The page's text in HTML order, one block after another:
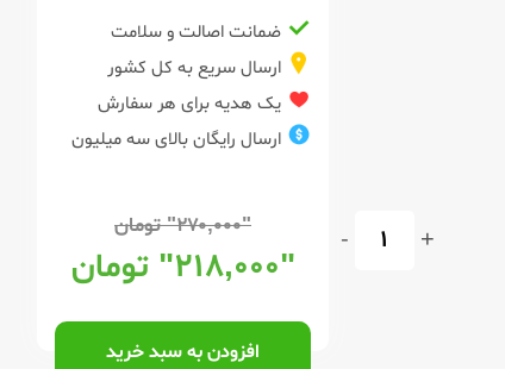
+
-
ضمانت اصالت و سلامت
ارسال سریع به کل کشور
یک هدیه برای هر سفارش
ارسال رایگان بالای سه میلیون
"۲۷۰,۰۰۰" تومان
"۲۱۸,۰۰۰" تومان
افزودن به سبد خرید